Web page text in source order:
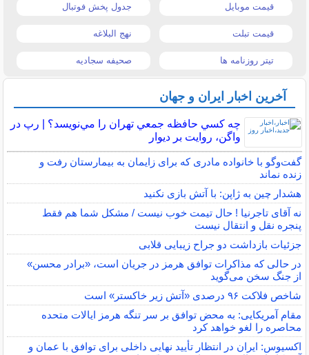
قیمت موبایل جدول پخش فوتبال
قیمت تبلت نهج البلاغه
تیتر روزنامه ها صحیفه سجادیه
آخرین اخبار ایران و جهان
چه كسي حافظه جمعي تهران را مي‌نويسد؟ | رپ در
واگن، روايت بر ديوار
گفت‌وگو با خانواده مادری که برای زایمان به بیمارستان رفت و
زنده نماند
هشدار چین به ژاپن: با آتش بازی نکنید
نه آقای تاجرنیا ! حال تیمت خوب نیست / مشکل شما هم فقط
پنجره نقل و انتقال نیست
جزئیات بازداشت دو جراح زیبایی قلابی
در حالی که مذاکرات توافق هرمز در جریان است، «برادر محسن»
از جنگ سخن می‌گوید
شاخص فلاکت ۹۶ درصدی «آتش زیر خاکستر» است
مقام آمریکایی: به محض توافق بر سر تنگه هرمز ایالات متحده
محاصره را لغو خواهد کرد
اکسیوس: ایران در انتظار تأیید نهایی داخلی برای توافق با عمان و